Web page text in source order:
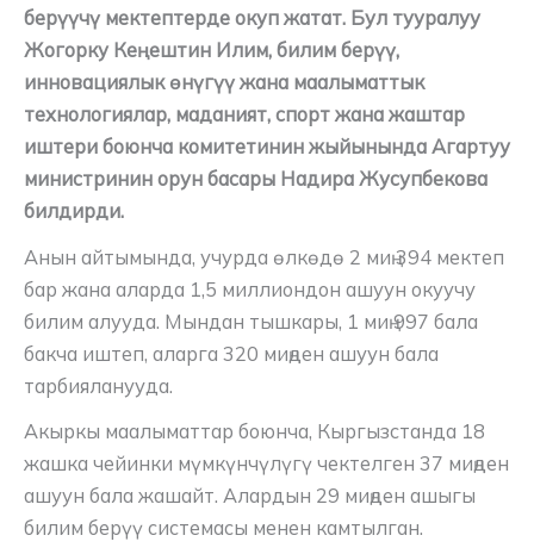
берүүчү мектептерде окуп жатат. Бул тууралуу
Жогорку Кеңештин Илим, билим берүү,
инновациялык өнүгүү жана маалыматтык
технологиялар, маданият, спорт жана жаштар
иштери боюнча комитетинин жыйынында Агартуу
министринин орун басары Надира Жусупбекова
билдирди.
Анын айтымында, учурда өлкөдө 2 миң 394 мектеп
бар жана аларда 1,5 миллиондон ашуун окуучу
билим алууда. Мындан тышкары, 1 миң 997 бала
бакча иштеп, аларга 320 миңден ашуун бала
тарбияланууда.
Акыркы маалыматтар боюнча, Кыргызстанда 18
жашка чейинки мүмкүнчүлүгү чектелген 37 миңден
ашуун бала жашайт. Алардын 29 миңден ашыгы
билим берүү системасы менен камтылган.